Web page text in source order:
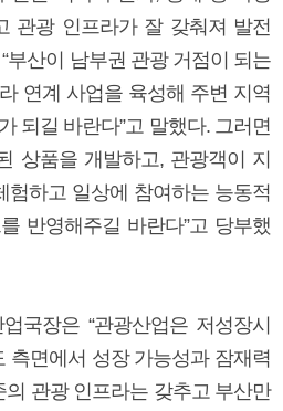
관광 인프라가 잘 갖춰져 발전
부산이 남부권 관광 거점이 되는
연계 사업을 육성해 주변 지역
되길 바란다”고 말했다. 그러면
상품을 개발하고, 관광객이 지
험하고 일상에 참여하는 능동적
반영해주길 바란다”고 당부했
국장은 “관광산업은 저성장시
측면에서 성장 가능성과 잠재력
관광 인프라는 갖추고 부산만